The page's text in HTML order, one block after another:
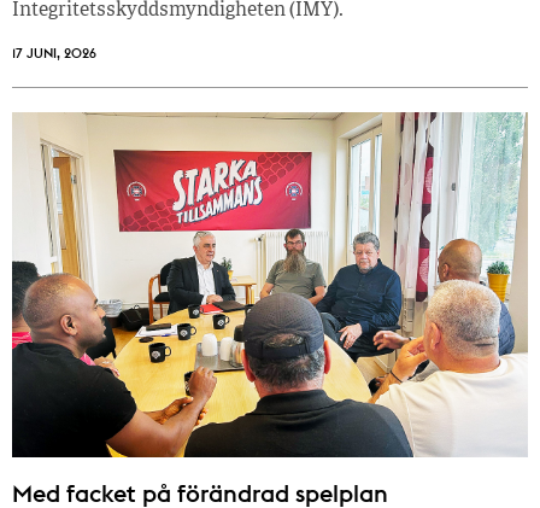
Integritetsskyddsmyndigheten (IMY).
17 JUNI, 2026
Med facket på förändrad spelplan